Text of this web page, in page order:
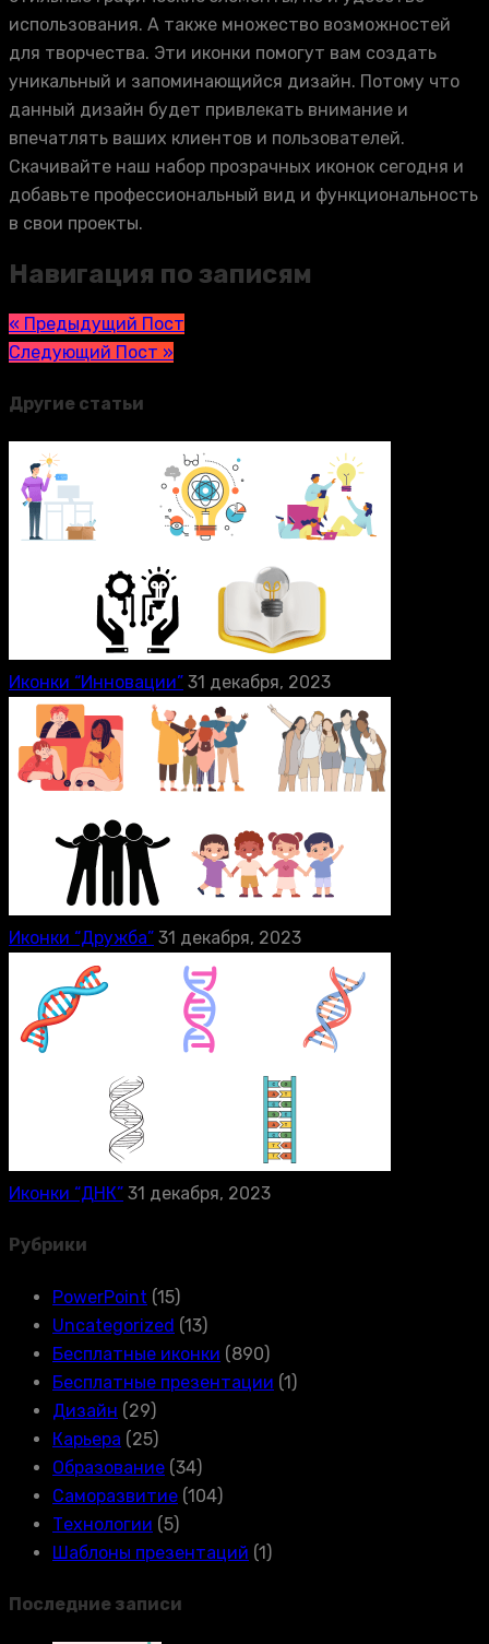
использования. А также множество возможностей
для творчества. Эти иконки помогут вам создать
уникальный и запоминающийся дизайн. Потому что
данный дизайн будет привлекать внимание и
впечатлять ваших клиентов и пользователей.
Скачивайте наш набор прозрачных иконок сегодня и
добавьте профессиональный вид и функциональность
в свои проекты.
Навигация по записям
« Предыдущий Пост
Следующий Пост »
Другие статьи
Иконки “Инновации” 31 декабря, 2023
Иконки “Дружба” 31 декабря, 2023
Иконки “ДНК” 31 декабря, 2023
Рубрики
PowerPoint (15)
Uncategorized (13)
Бесплатные иконки (890)
Бесплатные презентации (1)
Дизайн (29)
Карьера (25)
Образование (34)
Саморазвитие (104)
Технологии (5)
Шаблоны презентаций (1)
Последние записи